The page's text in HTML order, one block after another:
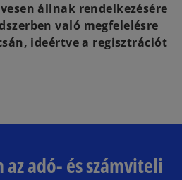
állnak rendelkezésére
való megfelelésre
ideértve a regisztrációt
az adó- és számviteli